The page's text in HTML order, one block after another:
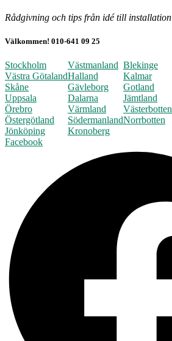
Rådgivning och tips från idé till installation
Välkommen! 010-641 09 25
Stockholm
Västra Götaland
Skåne
Uppsala
Örebro
Östergötland
Jönköping
Västmanland
Halland
Gävleborg
Dalarna
Värmland
Södermanland
Kronoberg
Blekinge
Kalmar
Gotland
Jämtland
Västerbotten
Norrbotten
Facebook